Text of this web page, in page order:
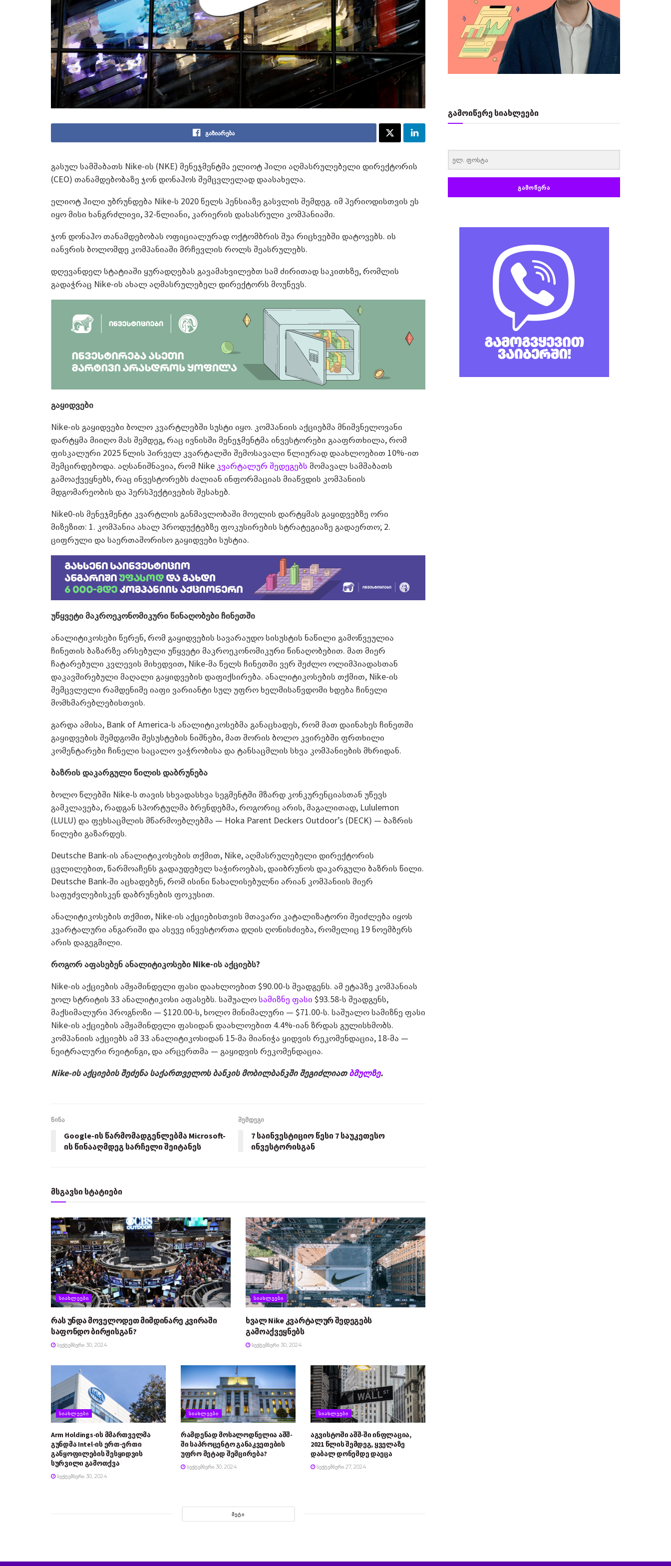
გაზიარება
გასულ სამშაბათს Nike-ის (NKE) მენეჯმენტმა ელიოტ ჰილი აღმასრულებელი დირექტორის
(CEO) თანამდებობაზე ჯონ დონაჰოს შემცვლელად დაასახელა.
ელიოტ ჰილი უბრუნდება Nike-ს 2020 წელს პენსიაზე გასვლის შემდეგ. იმ პერიოდისთვის ეს
იყო მისი ხანგრძლივი, 32-წლიანი, კარიერის დასასრული კომპანიაში.
ჯონ დონაჰო თანამდებობას ოფიციალურად ოქტომბრის შუა რიცხვებში დატოვებს. ის
იანვრის ბოლომდე კომპანიაში მრჩევლის როლს შეასრულებს.
დღევანდელ სტატიაში ყურადღებას გავამახვილებთ სამ ძირითად საკითხზე, რომლის
გადაჭრაც Nike-ის ახალ აღმასრულებელ დირექტორს მოუწევს.
გაყიდვები
Nike-ის გაყიდვები ბოლო კვარტლებში სუსტი იყო. კომპანიის აქციებმა მნიშვნელოვანი
დარტყმა მიიღო მას შემდეგ, რაც ივნისში მენეჯმენტმა ინვესტორები გააფრთხილა, რომ
ფისკალური 2025 წლის პირველ კვარტალში შემოსავალი წლიურად დაახლოებით 10%-ით
შემცირდებოდა. აღსანიშნავია, რომ Nike კვარტალურ შედეგებს მომავალ სამშაბათს
გამოაქვეყნებს, რაც ინვესტორებს ძალიან ინფორმაციას მიაწვდის კომპანიის
მდგომარეობის და პერსპექტივების შესახებ.
Nike0-ის მენეჯმენტი კვარტლის განმავლობაში მოელის დარტყმას გაყიდვებზე ორი
მიზეზით: 1. კომპანია ახალ პროდუქტებზე ფოკუსირების სტრატეგიაზე გადაერთო; 2.
ციფრული და საერთაშორისო გაყიდვები სუსტია.
უწყვეტი მაკროეკონომიკური წინაღობები ჩინეთში
ანალიტიკოსები წერენ, რომ გაყიდვების სავარაუდო სისუსტის ნაწილი გამოწვეულია
ჩინეთის ბაზარზე არსებული უწყვეტი მაკროეკონომიკური წინაღობებით. მათ მიერ
ჩატარებული კვლევის მიხედვით, Nike-მა წელს ჩინეთში ვერ შეძლო ოლიმპიადასთან
დაკავშირებული მაღალი გაყიდვების დაფიქსირება. ანალიტიკოსების თქმით, Nike-ის
შემცვლელი რამდენიმე იაფი ვარიანტი სულ უფრო ხელმისაწვდომი ხდება ჩინელი
მომხმარებლებისთვის.
გარდა ამისა, Bank of America-ს ანალიტიკოსებმა განაცხადეს, რომ მათ დაინახეს ჩინეთში
გაყიდვების შემდგომი შესუსტების ნიშნები, მათ შორის ბოლო კვირებში ფრთხილი
კომენტარები ჩინელი საცალო ვაჭრობისა და ტანსაცმლის სხვა კომპანიების მხრიდან.
ბაზრის დაკარგული წილის დაბრუნება
ბოლო წლებში Nike-ს თავის სხვადასხვა სეგმენტში მზარდ კონკურენციასთან უწევს
გამკლავება, რადგან სპორტულმა ბრენდებმა, როგორიც არის, მაგალითად, Lululemon
(LULU) და ფეხსაცმლის მწარმოებლებმა — Hoka Parent Deckers Outdoor’s (DECK) — ბაზრის
წილები გაზარდეს.
Deutsche Bank-ის ანალიტიკოსების თქმით, Nike, აღმასრულებელი დირექტორის
ცვლილებით, წარმოაჩენს გადაუდებელ საჭიროებას, დაიბრუნოს დაკარგული ბაზრის წილი.
Deutsche Bank-ში აცხადებენ, რომ ისინი წახალისებულნი არიან კომპანიის მიერ
საფუძვლებისკენ დაბრუნების ფოკუსით.
ანალიტიკოსების თქმით, Nike-ის აქციებისთვის მთავარი კატალიზატორი შეიძლება იყოს
კვარტალური ანგარიში და ასევე ინვესტორთა დღის ღონისძიება, რომელიც 19 ნოემბერს
არის დაგეგმილი.
როგორ აფასებენ ანალიტიკოსები Nike-ის აქციებს?
Nike-ის აქციების ამჟამინდელი ფასი დაახლოებით $90.00-ს შეადგენს. ამ ეტაპზე კომპანიას
უოლ სტრიტის 33 ანალიტიკოსი აფასებს. საშუალო სამიზნე ფასი $93.58-ს შეადგენს,
მაქსიმალური პროგნოზი — $120.00-ს, ხოლო მინიმალური — $71.00-ს. საშუალო სამიზნე ფასი
Nike-ის აქციების ამჟამინდელი ფასიდან დაახლოებით 4.4%-იან ზრდას გულისხმობს.
კომპანიის აქციებს ამ 33 ანალიტიკოსიდან 15-მა მიანიჭა ყიდვის რეკომენდაცია, 18-მა —
ნეიტრალური რეიტინგი, და არცერთმა — გაყიდვის რეკომენდაცია.
Nike-ის აქციების შეძენა საქართველოს ბანკის მობილბანკში შეგიძლიათბმულზე.
წინა
Google-ის წარმომადგენლებმა Microsoft-
ის წინააღმდეგ სარჩელი შეიტანეს
შემდეგი
7 საინვესტიციო წესი 7 საუკეთესო
ინვესტორისგან
მსგავსი სტატიები
ᲡᲘᲐᲮᲚᲔᲔᲑᲘ
რას უნდა მოველოდეთ მიმდინარე კვირაში
საფონდო ბირჟისგან?
ᲡᲔᲥᲢᲔᲛᲑᲔᲠᲘ 30, 2024
ᲡᲘᲐᲮᲚᲔᲔᲑᲘ
ხვალ Nike კვარტალურ შედეგებს
გამოაქვეყნებს
ᲡᲔᲥᲢᲔᲛᲑᲔᲠᲘ 30, 2024
ᲡᲘᲐᲮᲚᲔᲔᲑᲘ
Arm Holdings-ის მმართველმა
გუნდმა Intel-ის ერთ-ერთი
განყოფილების შესყიდვის
სურვილი გამოთქვა
ᲡᲔᲥᲢᲔᲛᲑᲔᲠᲘ 30, 2024
ᲡᲘᲐᲮᲚᲔᲔᲑᲘ
რამდენად მოსალოდნელია აშშ-
ში საპროცენტო განაკვეთების
უფრო მეტად შემცირება?
ᲡᲔᲥᲢᲔᲛᲑᲔᲠᲘ 30, 2024
ᲡᲘᲐᲮᲚᲔᲔᲑᲘ
აგვისტოში აშშ-ში ინფლაცია,
2021 წლის შემდეგ, ყველაზე
დაბალ დონემდე დაეცა
ᲡᲔᲥᲢᲔᲛᲑᲔᲠᲘ 27, 2024
ᲛᲔᲢᲘ
გამოიწერე სიახლეები
ᲒᲐᲛᲝᲬᲔᲠᲐ